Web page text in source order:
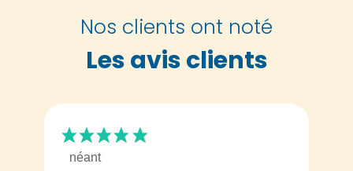
Nos clients ont noté
Les avis clients
néant